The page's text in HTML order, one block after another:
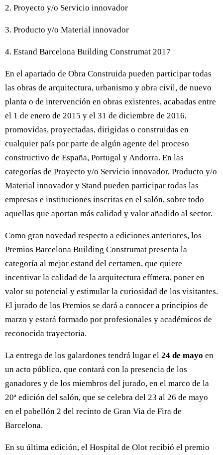
2. Proyecto y/o Servicio innovador
3. Producto y/o Material innovador
4. Estand Barcelona Building Construmat 2017
En el apartado de Obra Construida pueden participar todas
las obras de arquitectura, urbanismo y obra civil, de nuevo
planta o de intervención en obras existentes, acabadas entre
el 1 de enero de 2015 y el 31 de diciembre de 2016,
promovidas, proyectadas, dirigidas o construidas en
cualquier país por parte de algún agente del proceso
constructivo de España, Portugal y Andorra. En las
categorías de Proyecto y/o Servicio innovador, Producto y/o
Material innovador y Stand pueden participar todas las
empresas e instituciones inscritas en el salón, sobre todo
aquellas que aportan más calidad y valor añadido al sector.
Como gran novedad respecto a ediciones anteriores, los
Premios Barcelona Building Construmat presenta la
categoría al mejor estand del certamen, que quiere
incentivar la calidad de la arquitectura efímera, poner en
valor su potencial y estimular la curiosidad de los visitantes.
El jurado de los Premios se dará a conocer a principios de
marzo y estará formado por profesionales y académicos de
reconocida trayectoria.
La entrega de los galardones tendrá lugar el 24 de mayo en
un acto público, que contará con la presencia de los
ganadores y de los miembros del jurado, en el marco de la
20ª edición del salón, que se celebra del 23 al 26 de mayo
en el pabellón 2 del recinto de Gran Via de Fira de
Barcelona.
En su última edición, el Hospital de Olot recibió el premio